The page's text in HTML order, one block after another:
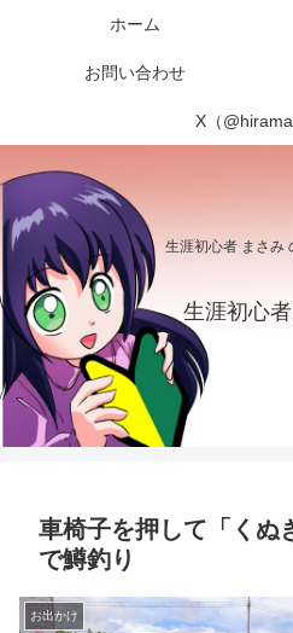
生涯初心者 まさみ
生涯初心
ホーム
お問い合わせ
X（
車椅子を押して「くぬ
で鱒釣り
お出かけ